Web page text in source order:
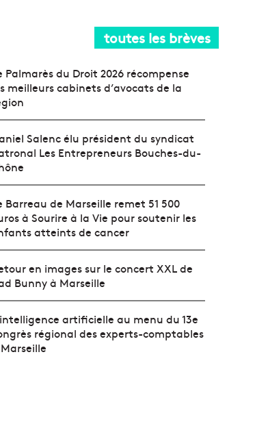
toutes les brèves
Palmarès du Droit 2026 récompense
meilleurs cabinets d’avocats de la
Salenc élu président du syndicat
Les Entrepreneurs Bouches-du-
Barreau de Marseille remet 51 500
à Sourire à la Vie pour soutenir les
atteints de cancer
en images sur le concert XXL de
Bunny à Marseille
artificielle au menu du 13e
régional des experts-comptables